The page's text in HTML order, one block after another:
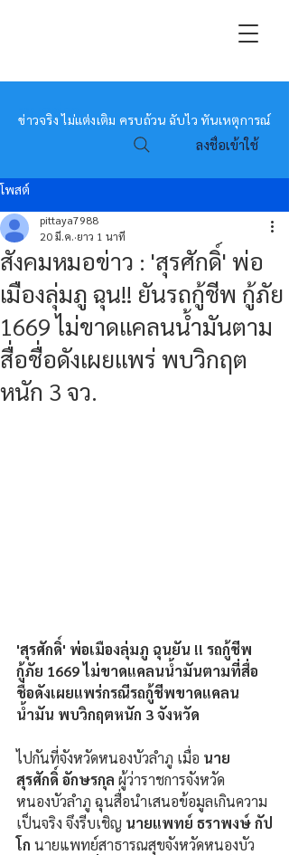
หมอข่าว
ข่าวจริง ไม่แต่งเติม ครบถ้วน ฉับไว ทันเหตุการณ์
ลงชื่อเข้าใช้
โพสต์
สังคมหมอข่าว : 'สุรศักดิ์' พ่อ
เมืองลุ่มภู ฉุน!! ยันรถกู้ชีพ กู้ภัย
1669 ไม่ขาดแคลนน้ำมันตาม
สื่อชื่อดังเผยแพร่ พบวิกฤต
หนัก 3 จว.
pittaya7988
20 มี.ค. ยาว 1 นาที
'สุรศักดิ์' พ่อเมืองลุ่มภู ฉุนยัน !! รถกู้ชีพ
กู้ภัย 1669 ไม่ขาดแคลนน้ำมันตามที่สื่อ
ชื่อดังเผยแพร่กรณีรถกู้ชีพขาดแคลน
น้ำมัน พบวิกฤตหนัก 3 จังหวัด
ไปกันที่จังหวัดหนองบัวลำภู เมื่อ นาย
สุรศักดิ์ อักษรกุล ผู้ว่าราชการจังหวัด
หนองบัวลำภู ฉุนสื่อนำเสนอข้อมูลเกินความ
เป็นจริง จึงรีบเชิญ นายแพทย์ ธราพงษ์กัป
โก นายแพทย์สาธารณสุขจังหวัดหนองบัว